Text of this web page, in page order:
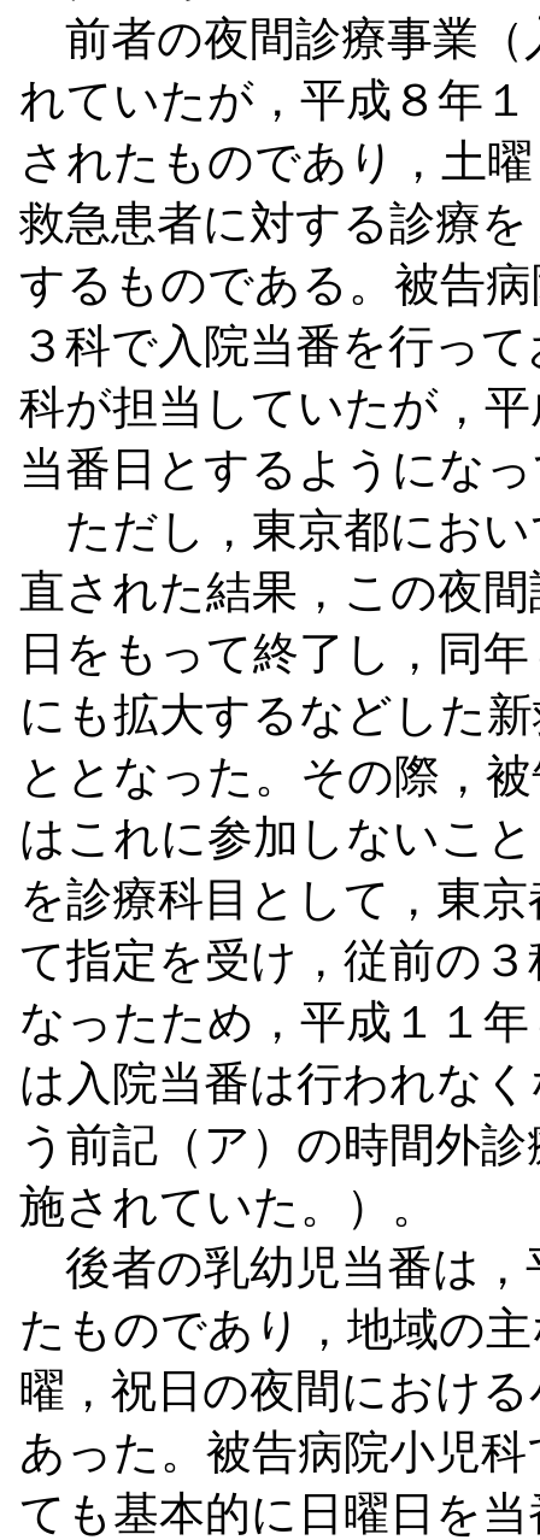
前者の夜間診療事業（
れていたが，平成８年
されたものであり，土
救急患者に対する診療
するものである。被告
３科で入院当番を行っ
科が担当していたが，
当番日とするようにな
ただし，東京都におい
直された結果，この夜
日をもって終了し，同
にも拡大するなどした
ととなった。その際，
はこれに参加しないこ
を診療科目として，東
て指定を受け，従前の
なったため，平成１１
は入院当番は行われな
う前記（ア）の時間外
施されていた。）。
後者の乳幼児当番は，
たものであり，地域の
曜，祝日の夜間におけ
あった。被告病院小児
ても基本的に日曜日を